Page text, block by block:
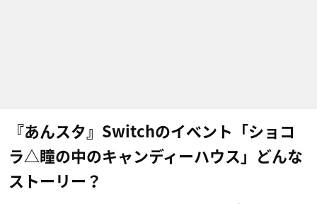
『あんスタ』Switchのイベント「ショコ
ラ△瞳の中のキャンディーハウス」どんな
ストーリー？